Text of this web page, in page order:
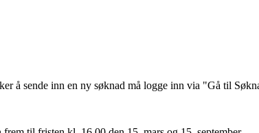
å sende inn en ny søknad må logge inn via "Gå til